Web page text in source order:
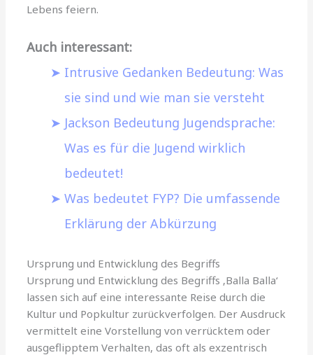
Lebens feiern.
Auch interessant:
Intrusive Gedanken Bedeutung: Was
sie sind und wie man sie versteht
Jackson Bedeutung Jugendsprache:
Was es für die Jugend wirklich
bedeutet!
Was bedeutet FYP? Die umfassende
Erklärung der Abkürzung
Ursprung und Entwicklung des Begriffs
Ursprung und Entwicklung des Begriffs ‚Balla Balla‘
lassen sich auf eine interessante Reise durch die
Kultur und Popkultur zurückverfolgen. Der Ausdruck
vermittelt eine Vorstellung von verrücktem oder
ausgeflipptem Verhalten, das oft als exzentrisch